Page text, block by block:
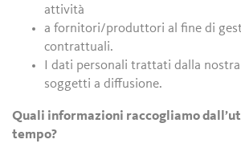
attività
a fornitori/produttori al fine di
contrattuali.
I dati personali trattati dalla
soggetti a diffusione.
Quali informazioni raccogliamo
tempo?